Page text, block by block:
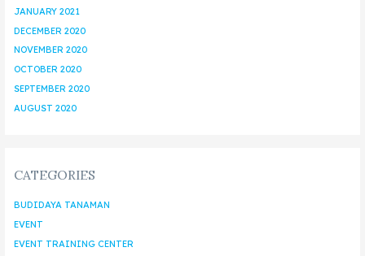
JANUARY 2021
DECEMBER 2020
NOVEMBER 2020
OCTOBER 2020
SEPTEMBER 2020
AUGUST 2020
CATEGORIES
BUDIDAYA TANAMAN
EVENT
EVENT TRAINING CENTER